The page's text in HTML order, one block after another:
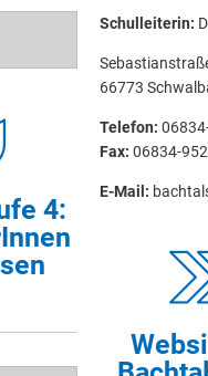
4:
Schulleiterin:
66773
Telefon:
Fax: 06834-
E-Mail: